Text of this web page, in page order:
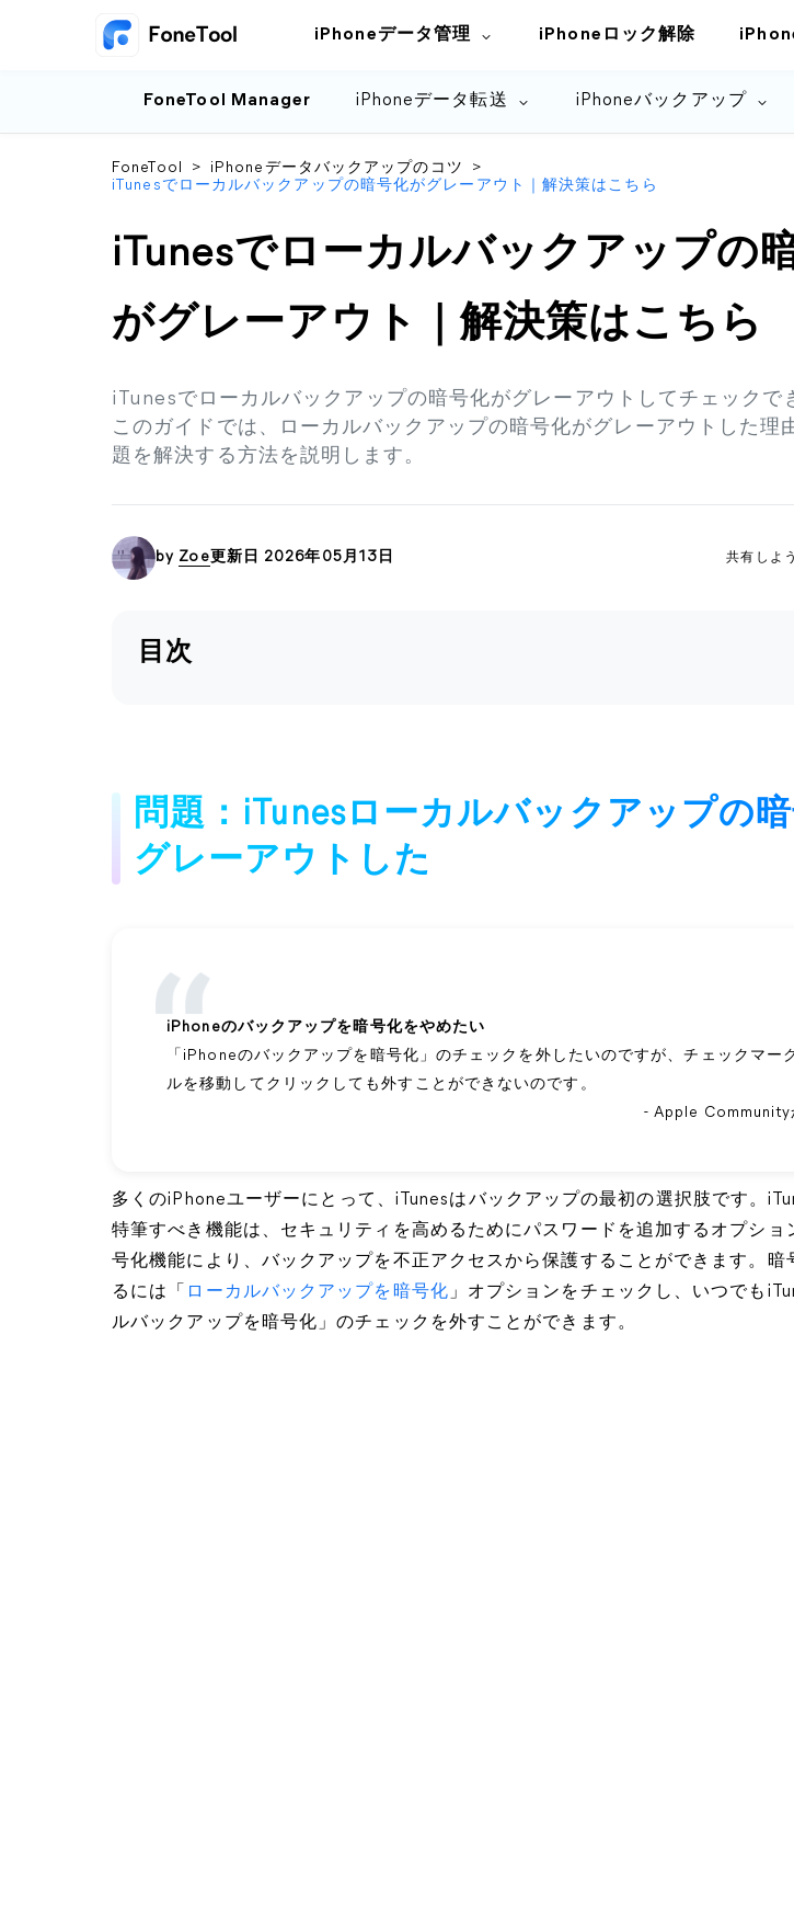
iPhoneデータ管理 iPhoneロック解除
FoneTool Manager iPhoneデータ転送 iPhoneバックアップ
FoneTool > iPhoneデータバックアップのコツ
>
iTunesでローカルバックアップの暗号化がグレーアウト｜解決策はこちら
iTunesでローカルバックアップの
がグレーアウト｜解決策はこちら
iTunesでローカルバックアップの暗号化がグレーアウトしてチェックで
このガイドでは、ローカルバックアップの暗号化がグレーアウトした理
題を解決する方法を説明します。
by Zoe更新日 2026年05月13日 共有しよ
目次
問題：iTunesローカルバックアップの
グレーアウトした
iPhoneのバックアップを暗号化をやめたい
「iPhoneのバックアップを暗号化」のチェックを外したいのですが、チェックマー
ルを移動してクリックしても外すことができないのです。
- Apple Community
多くのiPhoneユーザーにとって、iTunesはバックアップの最初の選択肢です。
特筆すべき機能は、セキュリティを高めるためにパスワードを追加するオプショ
号化機能により、バックアップを不正アクセスから保護することができます。暗
るには「
ローカルバックアップを暗号化 」オプションをチェックし、いつでも
ルバックアップを暗号化」のチェックを外すことができます。